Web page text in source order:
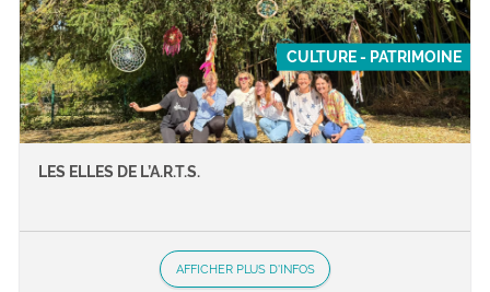
CULTURE - PATRIMOINE
LES ELLES DE L’A.R.T.S.
AFFICHER PLUS D'INFOS